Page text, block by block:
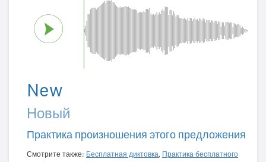
New
Новый
Практика произношения этого предложения
Смотрите также: Бесплатная диктовка, Практика бесплатного